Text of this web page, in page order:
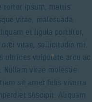
tortor ipsum, mattis
vitae, malesuada
et ligula porttitor,
orci vitae, sollicitudin mi.
ultrices vulputate arcu ac
Nullam vitae molestie
sit amet felis viverra
suscipit. Aliquam